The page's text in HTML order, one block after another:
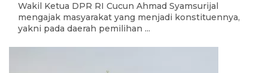
Wakil Ketua DPR RI Cucun Ahmad Syamsurijal
mengajak masyarakat yang menjadi konstituennya,
yakni pada daerah pemilihan ...